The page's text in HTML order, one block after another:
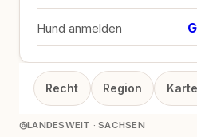
Hund anmelden
Recht Region
◎LANDESWEIT · SACHSEN